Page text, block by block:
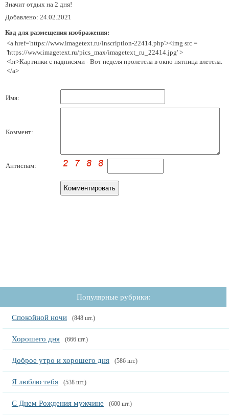
Значит отдых на 2 дня!
Добавлено: 24.02.2021
Код для размещения изображения:
<a href='https://www.imagetext.ru/inscription-22414.php'><img src =
'https://www.imagetext.ru/pics_max/imagetext_ru_22414.jpg' >
<br>Картинки с надписями - Вот неделя пролетела в окно пятница влетела.
</a>
Имя:
Коммент:
Антиспам:
Популярные рубрики:
Спокойной ночи (848 шт.)
Хорошего дня (666 шт.)
Доброе утро и хорошего дня (586 шт.)
Я люблю тебя (538 шт.)
С Днем Рождения мужчине (600 шт.)